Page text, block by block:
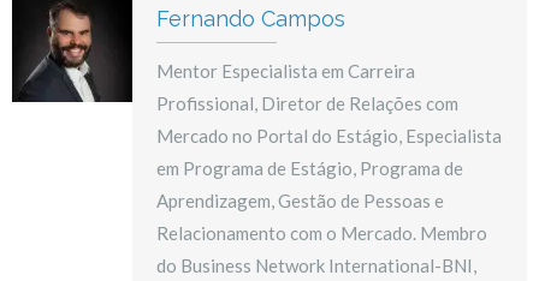
Fernando Campos
Mentor Especialista em Carreira
Profissional, Diretor de Relações com
Mercado no Portal do Estágio, Especialista
em Programa de Estágio, Programa de
Aprendizagem, Gestão de Pessoas e
Relacionamento com o Mercado. Membro
do Business Network International-BNI,